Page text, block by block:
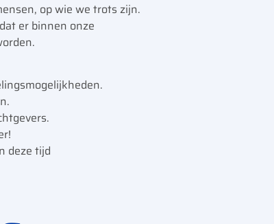
op wie we trots zijn.
er binnen onze
deze tijd